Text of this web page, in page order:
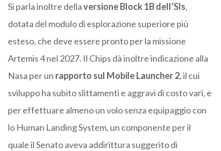
Si parla inoltre dellaversione Block 1B dell’Sls,
dotata del modulo di esplorazione superiore più
esteso, che deve essere pronto per la missione
Artemis 4 nel 2027. Il Chips dà inoltre indicazione alla
Nasa per un rapporto sul Mobile Launcher 2, il cui
sviluppo ha subito slittamenti e aggravi di costo vari, e
per effettuare almeno un volo senza equipaggio con
lo Human Landing System, un componente per il
quale il Senato aveva addirittura suggerito di